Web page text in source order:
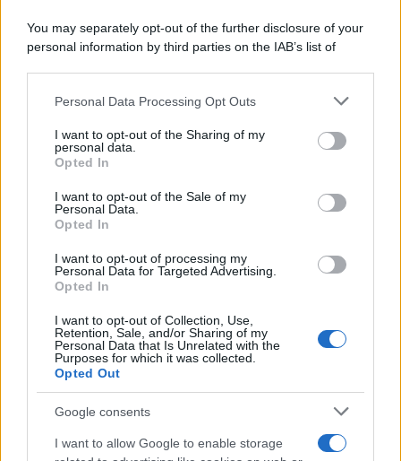
You may separately opt-out of the further disclosure of your
personal information by third parties on the IAB’s list of
This information may also be disclosed by us to third parties
disclose it to other third parties.
Please note that this website/app uses one or more Google
services and may gather and store information including but
not limited to your visit or usage behaviour. You may click to
grant or deny consent to Google and its third-party tags to
consent section.
Personal Data Processing Opt Outs
I want to opt-out of the Sharing of my
personal data.
Opted In
I want to opt-out of the Sale of my
Personal Data.
Opted In
I want to opt-out of processing my
Personal Data for Targeted Advertising.
Opted In
I want to opt-out of Collection, Use,
Retention, Sale, and/or Sharing of my
Personal Data that Is Unrelated with the
Purposes for which it was collected.
Opted Out
Google consents
I want to allow Google to enable storage
Lgbtqia News
Motors Magazine 365
Day Travel 365
Home Magazine 365
SecondHomeMagazine
InvestirMag
Germania
Investieren24
UK